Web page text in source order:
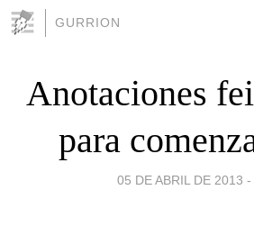
GURRION
Anotaciones
para
05 DE ABRIL DE 2013